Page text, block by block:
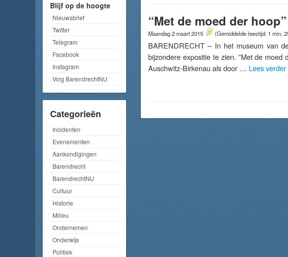
Blijf op de hoogte
Nieuwsbrief
Twitter
Telegram
Facebook
Instagram
Volg BarendrechtNU
Categorieën
Incidenten
Evenementen
Aankondigingen
Barendrecht
BarendrechtNU
Cultuur
Historie
Milieu
Ondernemen
Onderwijs
Politiek
“Met de moed der
Maandag 2 maart 2015 (Gemiddelde leestijd: 1 min,
BARENDRECHT – In het museum van
bijzondere expositie te zien. ”Met de
Auschwitz-Birkenau als door … Lees verder